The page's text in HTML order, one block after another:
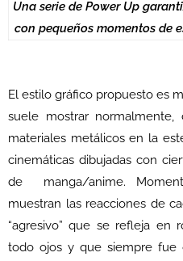
Una serie de Power Up
con pequeños momentos de
El estilo gráfico propuesto es
suele mostrar
materiales metálicos en la
cinemáticas dibujadas con
de manga/anime.
muestran las reacciones de
“agresivo” que se refleja en
todo ojos y que siempre fue